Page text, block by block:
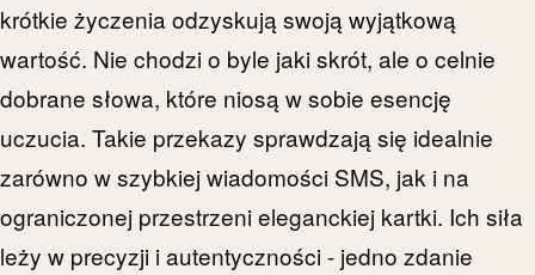
krótkie życzenia odzyskują swoją wyjątkową
wartość. Nie chodzi o byle jaki skrót, ale o celnie
dobrane słowa, które niosą w sobie esencję
uczucia. Takie przekazy sprawdzają się idealnie
zarówno w szybkiej wiadomości SMS, jak i na
ograniczonej przestrzeni eleganckiej kartki. Ich siła
leży w precyzji i autentyczności - jedno zdanie